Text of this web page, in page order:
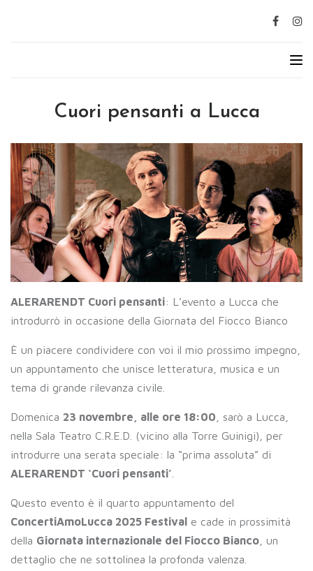
Cuori pensanti a Lucca
ALERARENDT Cuori pensanti: L’evento a Lucca che
introdurrò in occasione della Giornata del Fiocco Bianco
È un piacere condividere con voi il mio prossimo impegno,
un appuntamento che unisce letteratura, musica e un
tema di grande rilevanza civile.
Domenica 23 novembre, alle ore 18:00 , sarò a Lucca,
nella Sala Teatro C.R.E.D. (vicino alla Torre Guinigi), per
introdurre una serata speciale: la “prima assoluta” di
ALERARENDT ‘Cuori pensanti’
Questo evento è il quarto appuntamento del
ConcertiAmoLucca 2025 Festival e cade in prossimità
della Giornata internazionale del Fiocco Bianco , un
dettaglio che ne sottolinea la profonda valenza.